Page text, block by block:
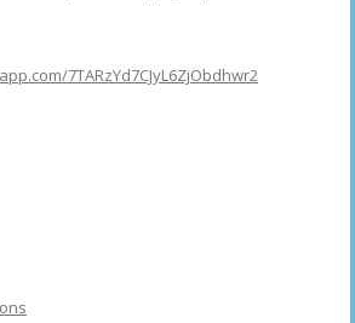
7TARzYd7CJyL6ZjObdhwr2